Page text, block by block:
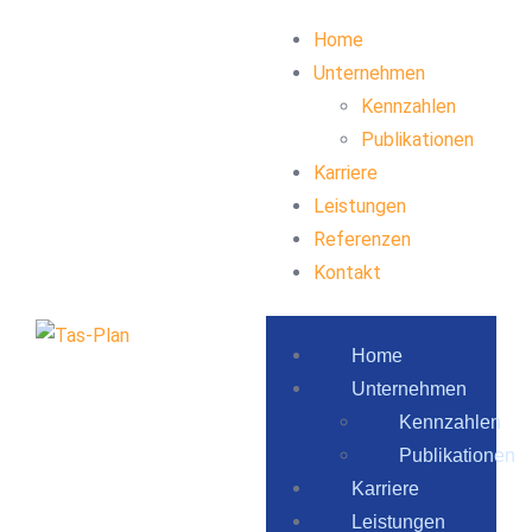
Home
Unternehmen
Kennzahlen
Publikationen
Karriere
Leistungen
Referenzen
Kontakt
Home
Unternehmen
Kennzahlen
Publikationen
Karriere
Leistungen